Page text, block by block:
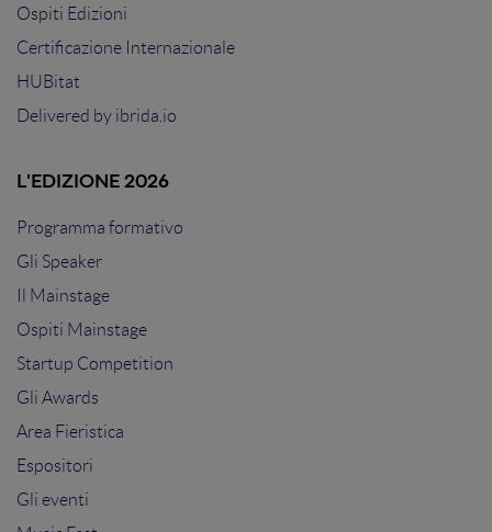
Ospiti Edizioni
Certificazione Internazionale
HUBitat
Delivered by ibrida.io
L'EDIZIONE 2026
Programma formativo
Gli Speaker
Il Mainstage
Ospiti Mainstage
Startup Competition
Gli Awards
Area Fieristica
Espositori
Gli eventi